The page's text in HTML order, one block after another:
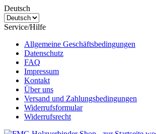
Deutsch
Service/Hilfe
Allgemeine Geschäftsbedingungen
Datenschutz
FAQ
Impressum
Kontakt
Über uns
Versand und Zahlungsbedingungen
Widerrufsformular
Widerrufsrecht